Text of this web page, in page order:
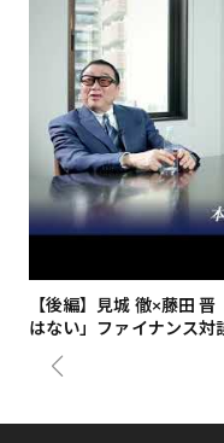
【後編】見城 徹×藤田
はない」ファイナンス対